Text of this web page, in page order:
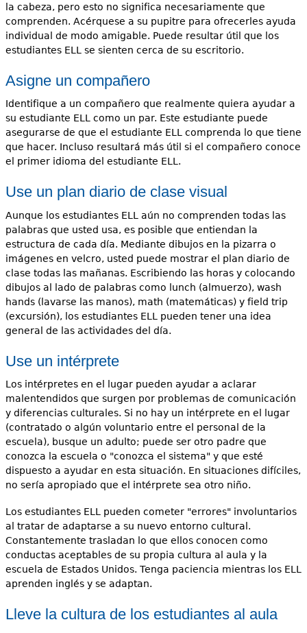
la cabeza, pero esto no significa necesariamente que
comprenden. Acérquese a su pupitre para ofrecerles ayuda
individual de modo amigable. Puede resultar útil que los
estudiantes ELL se sienten cerca de su escritorio.
Asigne un compañero
Identifique a un compañero que realmente quiera ayudar a
su estudiante ELL como un par. Este estudiante puede
asegurarse de que el estudiante ELL comprenda lo que tiene
que hacer. Incluso resultará más útil si el compañero conoce
el primer idioma del estudiante ELL.
Use un plan diario de clase visual
Aunque los estudiantes ELL aún no comprenden todas las
palabras que usted usa, es posible que entiendan la
estructura de cada día. Mediante dibujos en la pizarra o
imágenes en velcro, usted puede mostrar el plan diario de
clase todas las mañanas. Escribiendo las horas y colocando
dibujos al lado de palabras como lunch (almuerzo), wash
hands (lavarse las manos), math (matemáticas) y field trip
(excursión), los estudiantes ELL pueden tener una idea
general de las actividades del día.
Use un intérprete
Los intérpretes en el lugar pueden ayudar a aclarar
malentendidos que surgen por problemas de comunicación
y diferencias culturales. Si no hay un intérprete en el lugar
(contratado o algún voluntario entre el personal de la
escuela), busque un adulto; puede ser otro padre que
conozca la escuela o "conozca el sistema" y que esté
dispuesto a ayudar en esta situación. En situaciones difíciles,
no sería apropiado que el intérprete sea otro niño.
Los estudiantes ELL pueden cometer "errores" involuntarios
al tratar de adaptarse a su nuevo entorno cultural.
Constantemente trasladan lo que ellos conocen como
conductas aceptables de su propia cultura al aula y la
escuela de Estados Unidos. Tenga paciencia mientras los ELL
aprenden inglés y se adaptan.
Lleve la cultura de los estudiantes al aula